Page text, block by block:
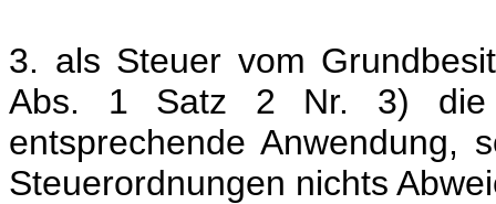
3. als Steuer vom
Abs. 1 Satz 2 Nr. 3) die
entsprechende Anwendung,
Steuerordnungen nichts